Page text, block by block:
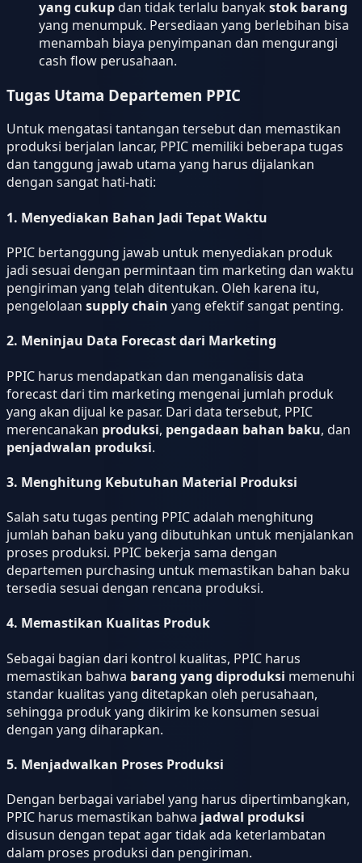
yang cukupdan tidak terlalu banyakstok barang
yang menumpuk. Persediaan yang berlebihan bisa
menambah biaya penyimpanan dan mengurangi
cash flow perusahaan.
Tugas Utama Departemen PPIC
Untuk mengatasi tantangan tersebut dan memastikan
produksi berjalan lancar, PPIC memiliki beberapa tugas
dan tanggung jawab utama yang harus dijalankan
dengan sangat hati-hati:
1. Menyediakan Bahan Jadi Tepat Waktu
PPIC bertanggung jawab untuk menyediakan produk
jadi sesuai dengan permintaan tim marketing dan waktu
pengiriman yang telah ditentukan. Oleh karena itu,
pengelolaan supply chain yang efektif sangat penting.
2. Meninjau Data Forecast dari Marketing
PPIC harus mendapatkan dan menganalisis data
forecast dari tim marketing mengenai jumlah produk
yang akan dijual ke pasar. Dari data tersebut, PPIC
merencanakan produksi, pengadaan bahan baku, dan
penjadwalan produksi.
3. Menghitung Kebutuhan Material Produksi
Salah satu tugas penting PPIC adalah menghitung
jumlah bahan baku yang dibutuhkan untuk menjalankan
proses produksi. PPIC bekerja sama dengan
departemen purchasing untuk memastikan bahan baku
tersedia sesuai dengan rencana produksi.
4. Memastikan Kualitas Produk
Sebagai bagian dari kontrol kualitas, PPIC harus
memastikan bahwa barang yang diproduksi memenuhi
standar kualitas yang ditetapkan oleh perusahaan,
sehingga produk yang dikirim ke konsumen sesuai
dengan yang diharapkan.
5. Menjadwalkan Proses Produksi
Dengan berbagai variabel yang harus dipertimbangkan,
PPIC harus memastikan bahwa jadwal produksi
disusun dengan tepat agar tidak ada keterlambatan
dalam proses produksi dan pengiriman.